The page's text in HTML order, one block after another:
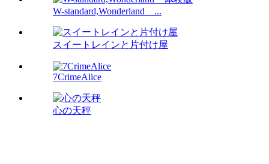
W-standard,Wonderland ...
スイートレインと片付け屋
7CrimeAlice
心の天秤